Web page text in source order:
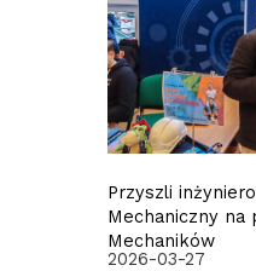
Przyszli
Mechaniczny na
Mechaników
2026-03-27